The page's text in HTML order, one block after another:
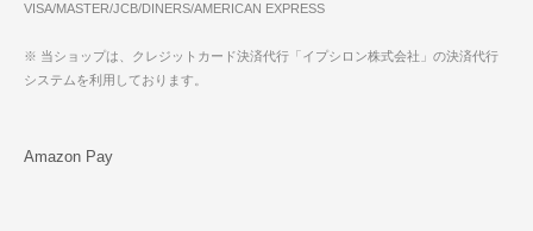
VISA/MASTER/JCB/DINERS/AMERICAN EXPRESS
※ 当ショップは、クレジットカード決済代行「イプシロン株式会社」の決済代行
システムを利用しております。
Amazon Pay